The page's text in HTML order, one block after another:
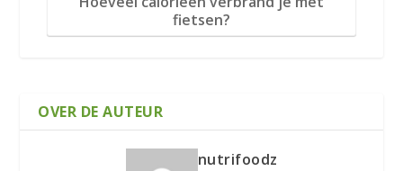
fietsen?
OVER DE AUTEUR
nutrifoodz